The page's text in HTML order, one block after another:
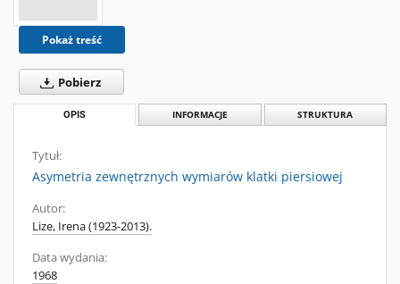
Pokaż treść
Pobierz
OPIS INFORMACJE STRUKTURA
Tytuł:
Asymetria zewnętrznych wymiarów klatki piersiowej
Autor:
Lize, Irena (1923-2013).
Data wydania:
1968